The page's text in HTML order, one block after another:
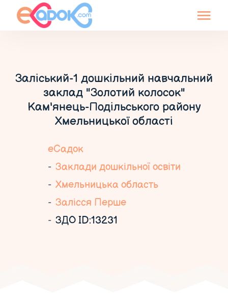
Заліський-1 дошкільний навчальний
заклад "Золотий колосок"
Кам'янець-Подільського району
Хмельницької області
еСадок
Заклади дошкільної освіти
Хмельницька область
Залісся Перше
ЗДО ID:13231